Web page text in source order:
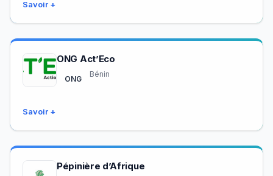
Savoir +
ONG Act’Eco
ONG
Bénin
Savoir +
Pépinière d’Afrique